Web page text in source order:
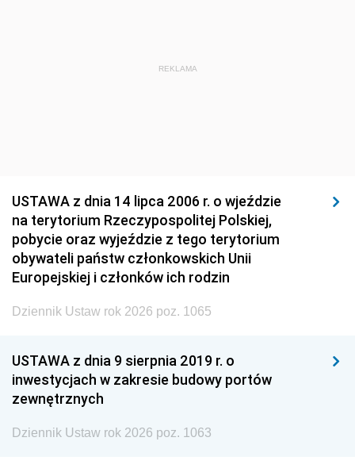
REKLAMA
USTAWA z dnia 14 lipca 2006 r. o wjeździe
na terytorium Rzeczypospolitej Polskiej,
pobycie oraz wyjeździe z tego terytorium
obywateli państw członkowskich Unii
Europejskiej i członków ich rodzin
Dziennik Ustaw rok 2026 poz. 1065
USTAWA z dnia 9 sierpnia 2019 r. o
inwestycjach w zakresie budowy portów
zewnętrznych
Dziennik Ustaw rok 2026 poz. 1063